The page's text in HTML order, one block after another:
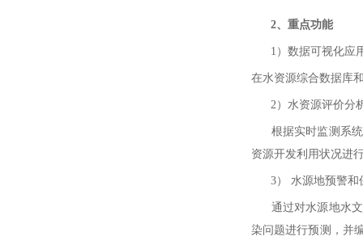
2、重点功能
1）数据可视化应
在水资源综合数据库
2）水资源评价分
根据实时监测系统
资源开发利用状况进
3） 水源地预警和
通过对水源地水文
染问题进行预测，并